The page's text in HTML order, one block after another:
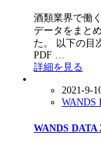
酒類業界で働
データをまと
た。 以下の目
PDF …
詳細を見る
2021-9-
WANDS
WANDS DATA